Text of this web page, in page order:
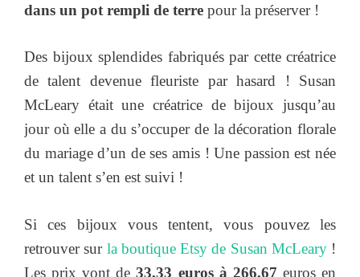
dans un pot rempli de terre pour la préserver !
Des bijoux splendides fabriqués par cette créatrice
de talent devenue fleuriste par hasard ! Susan
McLeary était une créatrice de bijoux jusqu’au
jour où elle a du s’occuper de la décoration florale
du mariage d’un de ses amis ! Une passion est née
et un talent s’en est suivi !
Si ces bijoux vous tentent, vous pouvez les
retrouver sur la boutique Etsy de Susan McLeary!
Les prix vont de 33,33 euros à 266,67 euros en